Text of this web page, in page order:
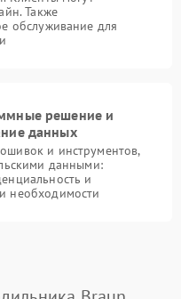
Также
обслуживание для
решение и
данных
и инструментов,
данными:
и
необходимости